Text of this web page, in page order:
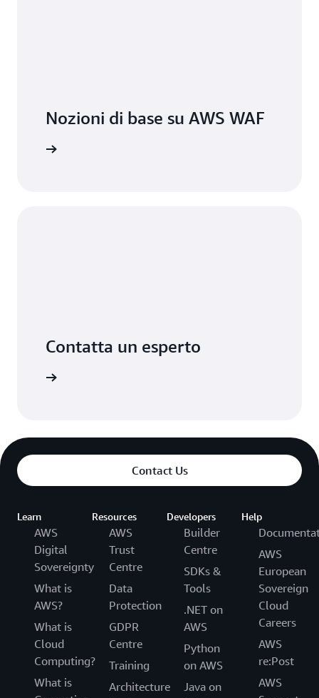
Nozioni di base su AWS WAF
Contatta un esperto
Contact Us
Learn
AWS
Digital
Sovereignty
What is
AWS?
What is
Cloud
Computing?
What is
Resources
AWS
Trust
Centre
Data
Protection
GDPR
Centre
Training
Architecture
Developers
Builder
Centre
SDKs &
Tools
.NET on
AWS
Python
on AWS
Java on
Help
AWS
European
Sovereign
Cloud
Careers
AWS
re:Post
AWS